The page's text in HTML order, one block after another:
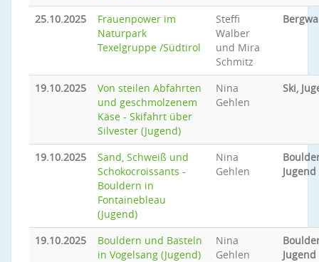
25.10.2025
Frauenpower im
Naturpark
Texelgruppe /Südtirol
Steffi
Walber
und Mira
Schmitz
19.10.2025
Von steilen Abfahrten
und geschmolzenem
Käse - Skifahrt über
Silvester (Jugend)
Nina
Gehlen
Ski,
19.10.2025
Sand, Schweiß und
Schokocroissants -
Bouldern in
Fontainebleau
(Jugend)
Nina
Gehlen
Jugend
19.10.2025
Bouldern und Basteln
in Vogelsang (Jugend)
Nina
Gehlen
Jugend